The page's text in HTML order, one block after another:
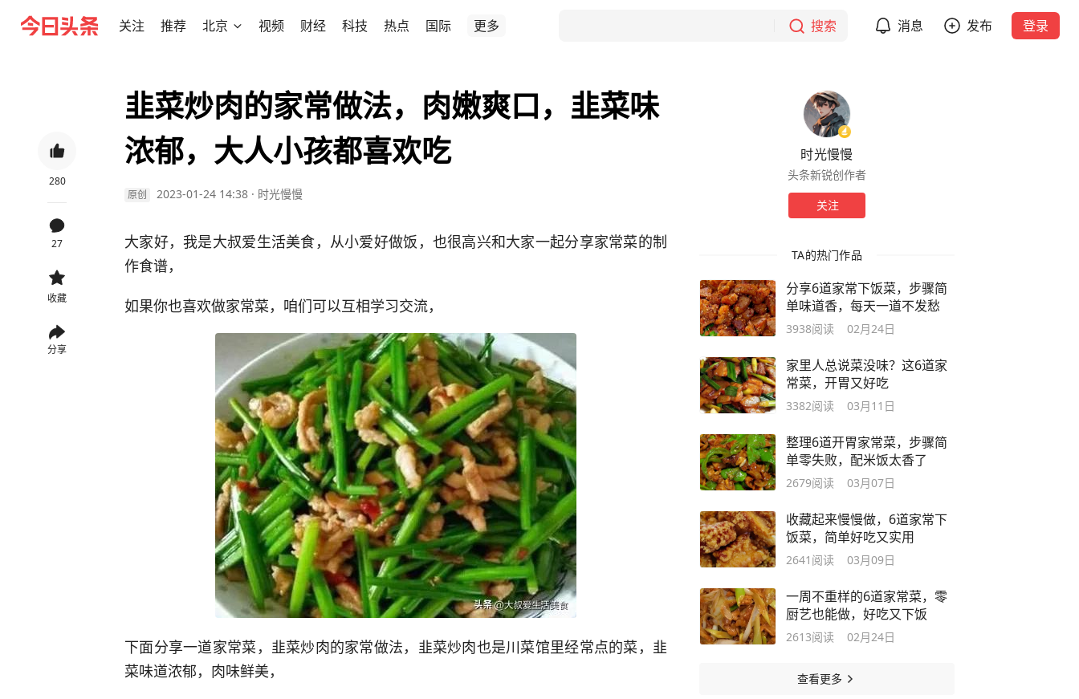
关注 推荐 北京 视频 财经 科技 热点 国际 更多 搜索 消息 发布 登录
280
27
收藏
分享
韭菜炒肉的家常做法，肉嫩爽口，韭菜味
浓郁，大人小孩都喜欢吃
原创 2023-01-24 14:38 · 时光慢慢
大家好，我是大叔爱生活美食，从小爱好做饭，也很高兴和大家一起分享家常菜的制
作食谱，
如果你也喜欢做家常菜，咱们可以互相学习交流，
下面分享一道家常菜，韭菜炒肉的家常做法，韭菜炒肉也是川菜馆里经常点的菜，韭
菜味道浓郁，肉味鲜美，
时光慢慢
头条新锐创作者
关注
TA的热门作品
分享6道家常下饭菜，步骤简
单味道香，每天一道不发愁
3938阅读 02月24日
家里人总说菜没味？这6道家
常菜，开胃又好吃
3382阅读 03月11日
整理6道开胃家常菜，步骤简
单零失败，配米饭太香了
2679阅读 03月07日
收藏起来慢慢做，6道家常下
饭菜，简单好吃又实用
2641 阅读 03月09日
一周不重样的6道家常菜，零
厨艺也能做，好吃又下饭
2613阅读 02月24日
查看更多